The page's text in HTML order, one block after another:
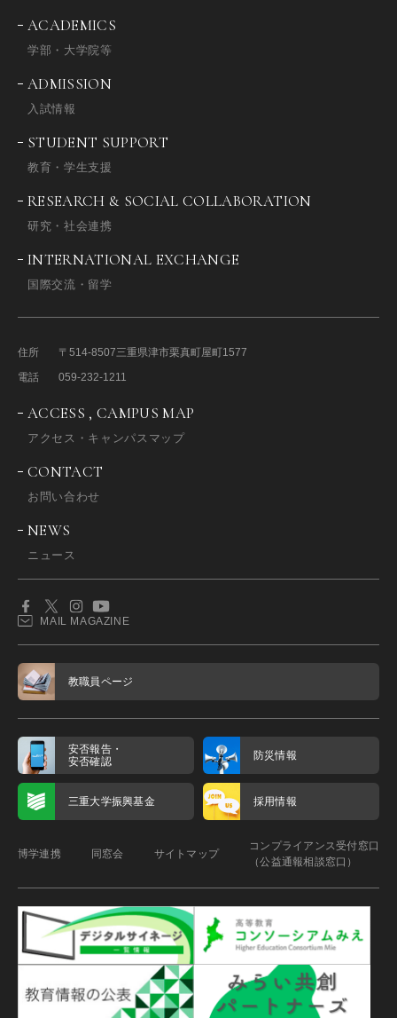
ACADEMICS
学部・大学院等
ADMISSION
入試情報
STUDENT SUPPORT
教育・学生支援
RESEARCH & SOCIAL COLLABORATION
研究・社会連携
INTERNATIONAL EXCHANGE
国際交流・留学
住所 〒514-8507三重県津市栗真町屋町1577
電話
059-232-1211
ACCESS , CAMPUS MAP
アクセス・キャンパスマップ
CONTACT
お問い合わせ
NEWS
ニュース
MAIL MAGAZINE
教職員ページ
安否報告・
安否確認
防災情報
三重大学振興基金 採用情報
博学連携 同窓会 サイトマップ
コンプライアンス受付窓口
（公益通報相談窓口）